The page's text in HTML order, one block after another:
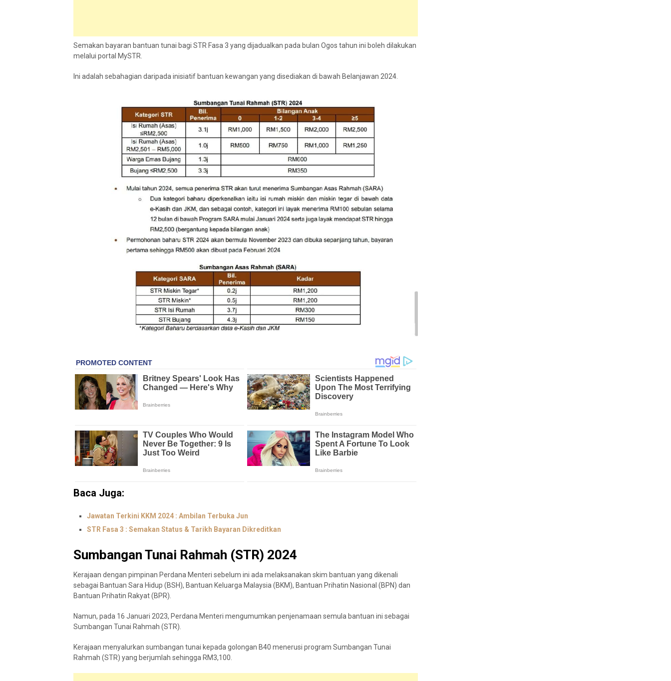
Semakan bayaran bantuan tunai bagi STR Fasa 3 yang dijadualkan pada bulan Ogos tahun ini boleh dilakukan
melalui portal MySTR.
Ini adalah sebahagian daripada inisiatif bantuan kewangan yang disediakan di bawah Belanjawan 2024.
Baca Juga:
Jawatan Terkini KKM 2024 : Ambilan Terbuka Jun
STR Fasa 3 : Semakan Status & Tarikh Bayaran Dikreditkan
Sumbangan Tunai Rahmah (STR) 2024
Kerajaan dengan pimpinan Perdana Menteri sebelum ini ada melaksanakan skim bantuan yang dikenali
sebagai Bantuan Sara Hidup (BSH), Bantuan Keluarga Malaysia (BKM), Bantuan Prihatin Nasional (BPN) dan
Bantuan Prihatin Rakyat (BPR).
Namun, pada 16 Januari 2023, Perdana Menteri mengumumkan penjenamaan semula bantuan ini sebagai
Sumbangan Tunai Rahmah (STR).
Kerajaan menyalurkan sumbangan tunai kepada golongan B40 menerusi program Sumbangan Tunai
Rahmah (STR) yang berjumlah sehingga RM3,100.